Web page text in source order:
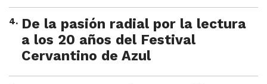
4. De la pasión radial por la lectura
a los 20 años del Festival
Cervantino de Azul